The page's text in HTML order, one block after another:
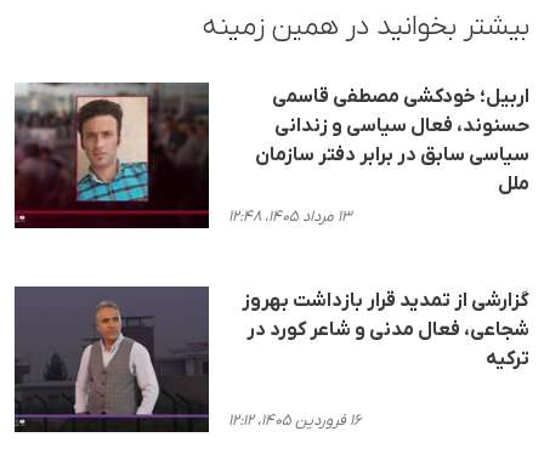
بیشتر بخوانید در همین زمینه
اربیل؛ خودکشی مصطفی قاسمی
حسنوند، فعال سیاسی و زندانی
سیاسی سابق در برابر دفتر سازمان
ملل
۱۳ مرداد ۱۴۰۵، ۱۲:۴۸
گزارشی از تمدید قرار بازداشت بهروز
شجاعی، فعال مدنی و شاعر کورد در
ترکیە
۱۶ فروردین ۱۴۰۵، ۱۲:۱۲